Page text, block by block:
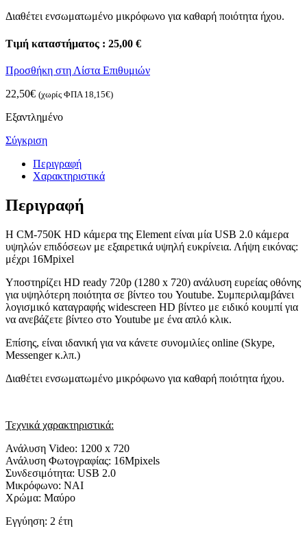
Διαθέτει ενσωματωμένο μικρόφωνο για καθαρή ποιότητα ήχου.
Τιμή καταστήματος : 25,00 €
Προσθήκη στη Λίστα Επιθυμιών
22,50€ (χωρίς ΦΠΑ 18,15€)
Εξαντλημένο
Σύγκριση
Περιγραφή
Χαρακτηριστικά
Περιγραφή
Η CM-750K HD κάμερα της Element είναι μία USB 2.0 κάμερα
υψηλών επιδόσεων με εξαιρετικά υψηλή ευκρίνεια. Λήψη εικόνας:
μέχρι 16Mpixel
Υποστηρίζει HD ready 720p (1280 x 720) ανάλυση ευρείας οθόνης
για υψηλότερη ποιότητα σε βίντεο του Youtube. Συμπεριλαμβάνει
λογισμικό καταγραφής widescreen HD βίντεο με ειδικό κουμπί για
να ανεβάζετε βίντεο στο Youtube με ένα απλό κλικ.
Επίσης, είναι ιδανική για να κάνετε συνομιλίες online (Skype,
Messenger κ.λπ.)
Διαθέτει ενσωματωμένο μικρόφωνο για καθαρή ποιότητα ήχου.
Τεχνικά χαρακτηριστικά:
Ανάλυση Video: 1200 x 720
Ανάλυση Φωτογραφίας: 16Mpixels
Συνδεσιμότητα: USB 2.0
Μικρόφωνο: ΝΑΙ
Χρώμα: Μαύρο
Εγγύηση: 2 έτη